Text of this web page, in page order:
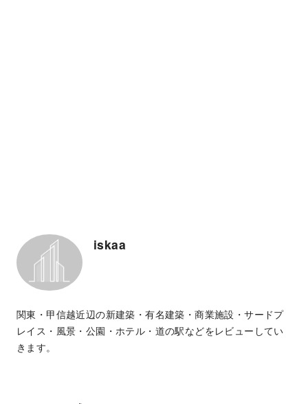
iskaa
関東・甲信越近辺の新建築・有名建築・商業施設・サードプ
レイス・風景・公園・ホテル・道の駅などをレビューしてい
きます。